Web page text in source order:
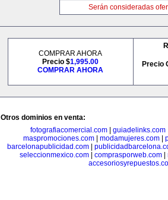
Serán consideradas
COMPRAR AHORA
Precio $1,995.00
COMPRAR AHORA
Precio
Otros dominios en venta:
fotografiacomercial.com
guiadelinks.com
maspromociones.com
modamujeres.com
barcelonapublicidad.com|
seleccionmexico.com| comprasporweb.com|